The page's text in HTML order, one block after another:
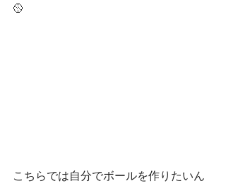
🥎
こちらでは自分でボールを作りたいん